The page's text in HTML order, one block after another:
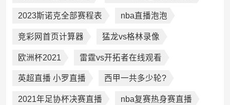
2023斯诺克全部赛程表 nba直播泡泡
竞彩网首页计算器 猛龙vs格林录像
欧洲杯2021 雷霆vs开拓者在线观看
英超直播 小罗直播 西甲一共多少轮?
2021年足协杯决赛直播 nba复赛热身赛直播